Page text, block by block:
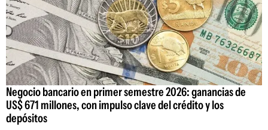
Negocio bancario en primer semestre 2026: ganancias de
US$ 671 millones, con impulso clave del crédito y los
depósitos